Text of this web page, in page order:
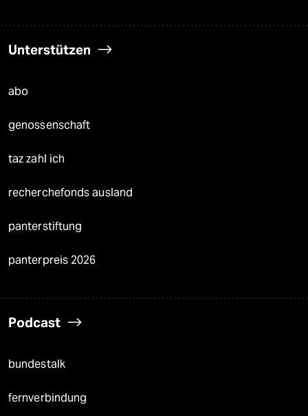
Unterstützen
abo
genossenschaft
taz zahl ich
recherchefonds ausland
panterstiftung
panterpreis 2026
Podcast
bundestalk
fernverbindung